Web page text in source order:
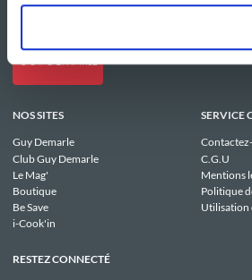
NOS SITES
Guy Demarle
Club Guy Demarle
Le Mag'
Boutique
Be Save
i-Cook'in
SERVICE
C.G.U
Mentions
Politique
Utilisation
RESTEZ CONNECTÉ